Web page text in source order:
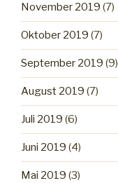
November 2019 (7)
Oktober 2019 (7)
September 2019 (9)
August 2019 (7)
Juli 2019 (6)
Juni 2019 (4)
Mai 2019 (3)